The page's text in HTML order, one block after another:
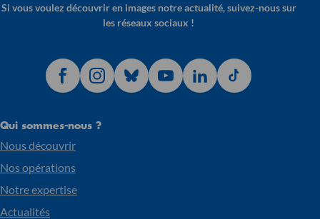
Si vous voulez découvrir en images notre actualité, suivez-nous sur
les réseaux sociaux !
Qui sommes-nous ?
Nous découvrir
Nos opérations
Notre expertise
Actualités